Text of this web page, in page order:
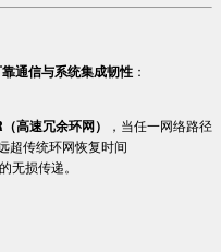
通信与系统集成韧性 ：
高速冗余环网）​
，当任一网络路径
超传统环网恢复时间
无损传递。